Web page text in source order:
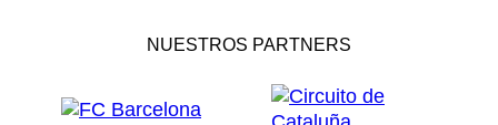
NUESTROS PARTNERS